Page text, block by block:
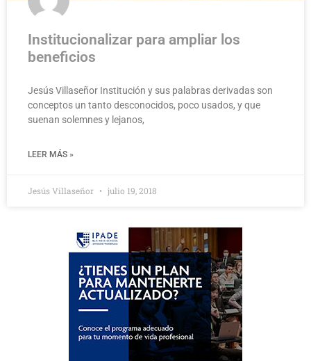
Institucionalizar para ampliar los
beneficios
Jesús Villaseñor Institución y sus palabras derivadas son
conceptos un tanto desconocidos, poco usados, y que
suenan solemnes y lejanos,
LEER MÁS »
Jesús Villaseñor julio 19, 2018